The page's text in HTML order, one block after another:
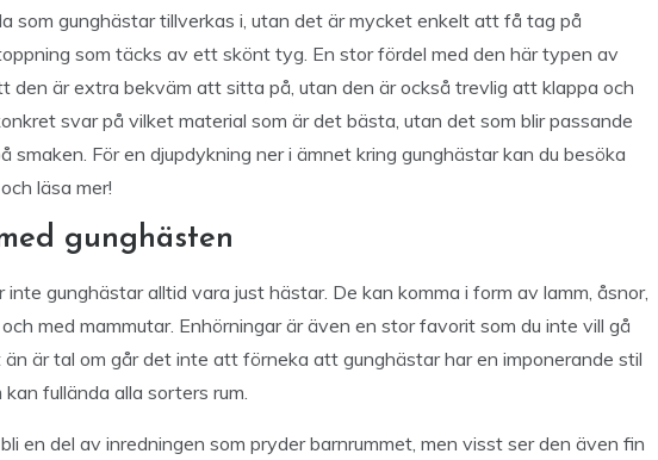
som gunghästar tillverkas i, utan det är mycket enkelt att få tag på
som täcks av ett skönt tyg. En stor fördel med den här typen av
den är extra bekväm att sitta på, utan den är också trevlig att klappa och
svar på vilket material som är det bästa, utan det som blir passande
smaken. För en djupdykning ner i ämnet kring gunghästar kan du besöka
och läsa mer!
gunghästen
gunghästar alltid vara just hästar. De kan komma i form av lamm, åsnor,
med mammutar. Enhörningar är även en stor favorit som du inte vill gå
än är tal om går det inte att förneka att gunghästar har en imponerande stil
fullända alla sorters rum.
en del av inredningen som pryder barnrummet, men visst ser den även fin